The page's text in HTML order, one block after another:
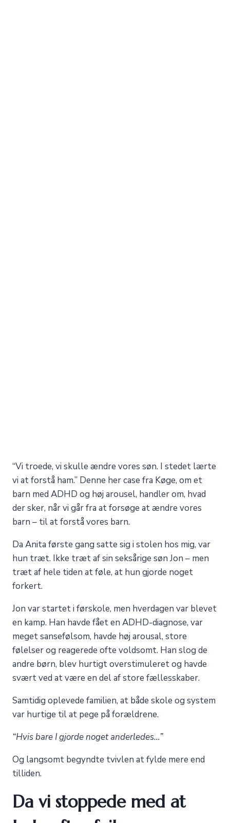
“Vi troede, vi skulle ændre vores søn. I stedet lærte
vi at forstå ham.” Denne her case fra Køge, om et
barn med ADHD og høj arousel, handler om, hvad
der sker, når vi går fra at forsøge at ændre vores
barn – til at forstå vores barn.
Da Anita første gang satte sig i stolen hos mig, var
hun træt. Ikke træt af sin seksårige søn Jon – men
træt af hele tiden at føle, at hun gjorde noget
forkert.
Jon var startet i førskole, men hverdagen var blevet
en kamp. Han havde fået en ADHD-diagnose, var
meget sansefølsom, havde høj arousal, store
følelser og reagerede ofte voldsomt. Han slog de
andre børn, blev hurtigt overstimuleret og havde
svært ved at være en del af store fællesskaber.
Samtidig oplevede familien, at både skole og system
var hurtige til at pege på forældrene.
“Hvis bare I gjorde noget anderledes…”
Og langsomt begyndte tvivlen at fylde mere end
tilliden.
Da vi stoppede med at